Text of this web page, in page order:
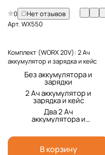
0
Нет отзывов
Арт.WX550
Комплект (WORX 20V): 2 Ач
аккумулятор и зарядка и кейс
Без аккумулятора и
зарядки
2 Ач аккумулятор и
зарядка и кейс
Два 2 Ач
аккумулятора и
зарядка и кейс
В корзину